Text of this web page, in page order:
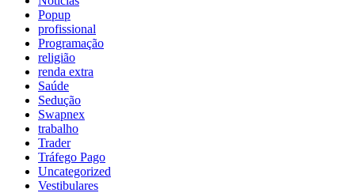
Popup
profissional
Programação
religião
renda extra
Saúde
Sedução
Swapnex
trabalho
Trader
Tráfego Pago
Uncategorized
Vestibulares